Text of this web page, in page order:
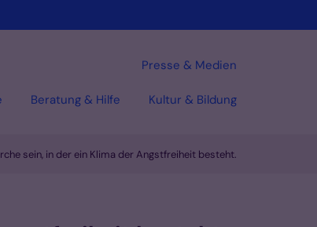
Beratung & Hilfe Kultur & Bildung
Presse & Medien
sein, in der ein Klima der Angstfreiheit besteht.